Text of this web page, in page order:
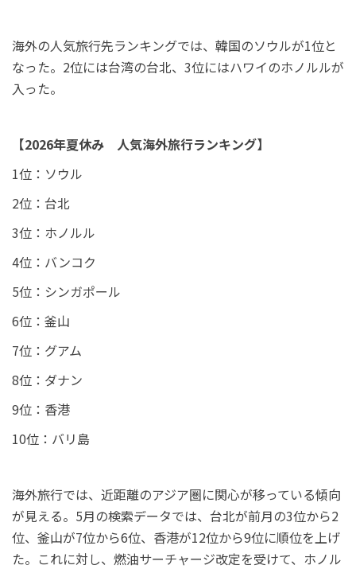
海外の人気旅行先ランキングでは、韓国のソウルが1位と
なった。2位には台湾の台北、3位にはハワイのホノルルが
入った。
【2026年夏休み 人気海外旅行ランキング】
1位：ソウル
2位：台北
3位：ホノルル
4位：バンコク
5位：シンガポール
6位：釜山
7位：グアム
8位：ダナン
9位：香港
10位：バリ島
海外旅行では、近距離のアジア圏に関心が移っている傾向
が見える。5月の検索データでは、台北が前月の3位から2
位、釜山が7位から6位、香港が12位から9位に順位を上げ
た。これに対し、燃油サーチャージ改定を受けて、ホノル